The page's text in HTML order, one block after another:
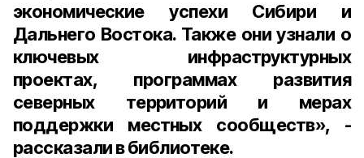
экономические успехи Сибири и
Дальнего Востока. Также они узнали о
ключевых инфраструктурных
проектах, программах развития
северных территорий и мерах
поддержки местных сообществ», -
рассказали в библиотеке.